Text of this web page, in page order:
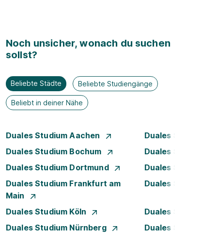
Noch unsicher, wonach du suchen
sollst?
Beliebte Städte Beliebte Studiengänge
Beliebt in deiner Nähe
Duales Studium Aachen
Duales Studium
Duales Studium Bochum
Duales Studium
Duales Studium Dortmund
Duales Studium
Duales Studium Frankfurt am
Main
Duales Studium
Duales Studium Köln
Duales Studium
Duales Studium Nürnberg
Duales Studium